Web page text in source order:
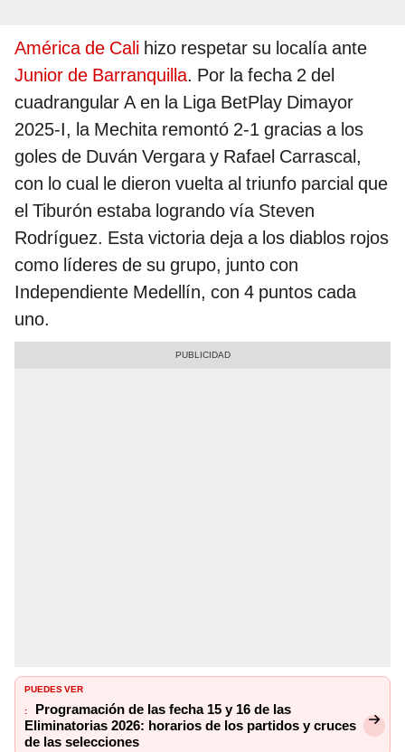
América de Cali hizo respetar su localía ante
Junior de Barranquilla. Por la fecha 2 del
cuadrangular A en la Liga BetPlay Dimayor
2025-I, la Mechita remontó 2-1 gracias a los
goles de Duván Vergara y Rafael Carrascal,
con lo cual le dieron vuelta al triunfo parcial que
el Tiburón estaba logrando vía Steven
Rodríguez. Esta victoria deja a los diablos rojos
como líderes de su grupo, junto con
Independiente Medellín, con 4 puntos cada
uno.
PUEDES VER
:
Programación de las fecha 15 y 16 de las
Eliminatorias 2026: horarios de los partidos y cruces
de las selecciones